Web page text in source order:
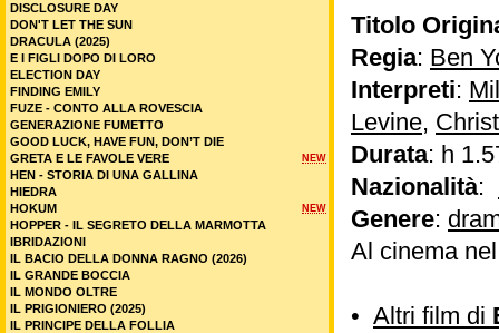
Titolo
Regia: Ben
Interpreti:
Levine,
Durata: h
Nazionalità:
Genere:
Al cinema
• Altri film di
DISCLOSURE DAY
DON'T LET THE SUN
DRACULA (2025)
E I FIGLI DOPO DI LORO
ELECTION DAY
FINDING EMILY
FUZE - CONTO ALLA ROVESCIA
GENERAZIONE FUMETTO
GOOD LUCK, HAVE FUN, DON’T DIE
NEW
GRETA E LE FAVOLE VERE
HEN - STORIA DI UNA GALLINA
HIEDRA
NEW
HOKUM
HOPPER - IL SEGRETO DELLA MARMOTTA
IBRIDAZIONI
IL BACIO DELLA DONNA RAGNO (2026)
IL GRANDE BOCCIA
IL MONDO OLTRE
IL PRIGIONIERO (2025)
IL PRINCIPE DELLA FOLLIA